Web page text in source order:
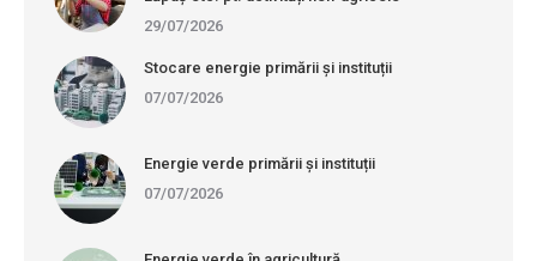
29/07/2026
Stocare energie primării și instituții
07/07/2026
Energie verde primării și instituții
07/07/2026